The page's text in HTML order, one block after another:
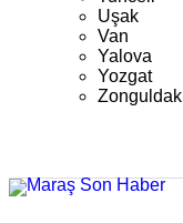
Uşak
Van
Yalova
Yozgat
Zonguldak